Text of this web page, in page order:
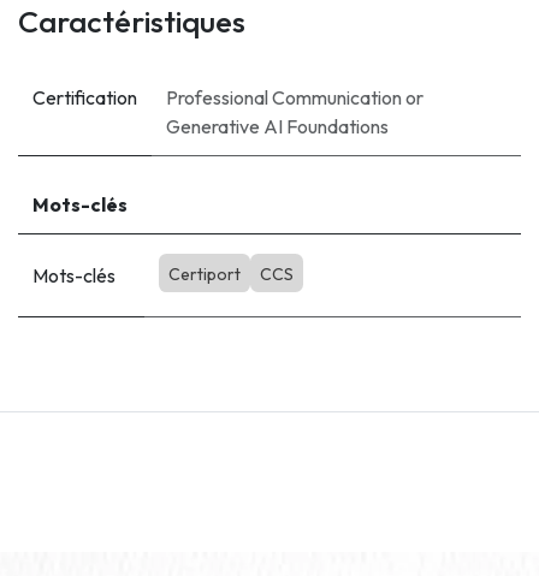
Caractéristiques
Certification Professional Communicationor
Generative AI Foundations
Mots-clés
Mots-clés Certiport CCS